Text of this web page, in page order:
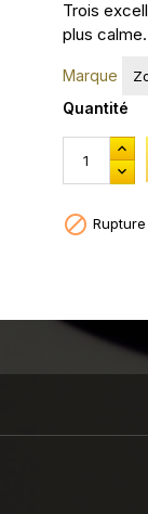
Trois
plus
Marque
Quantité
